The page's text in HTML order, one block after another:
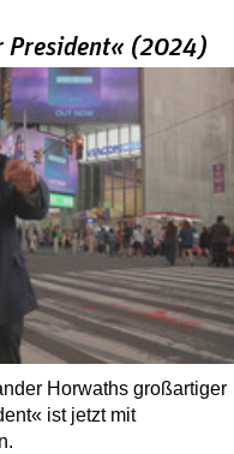
President« (2024)
Horwaths großartiger
ist jetzt mit